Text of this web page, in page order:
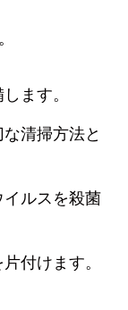
ます。
清掃方法と
ルスを殺菌
付けます。